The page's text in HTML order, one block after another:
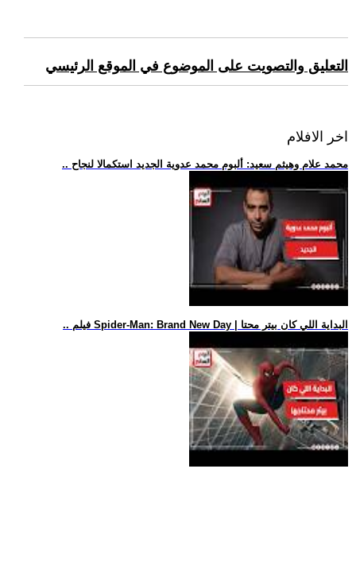
التعليق والتصويت على الموضوع في الموقع الرئيسي
اخر الافلام
.. محمد علام وهيثم سعيد: ألبوم محمد عدوية الجديد استكمالا لنجاح
.. فيلم Spider-Man: Brand New Day | البداية اللي كان بيتر محتا